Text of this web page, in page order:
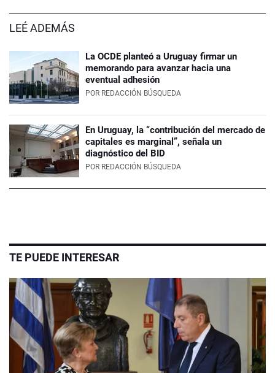
LEÉ ADEMÁS
La OCDE planteó a Uruguay firmar un
memorando para avanzar hacia una
eventual adhesión
POR REDACCIÓN BÚSQUEDA
En Uruguay, la “contribución del mercado de
capitales es marginal”, señala un
diagnóstico del BID
POR REDACCIÓN BÚSQUEDA
TE PUEDE INTERESAR